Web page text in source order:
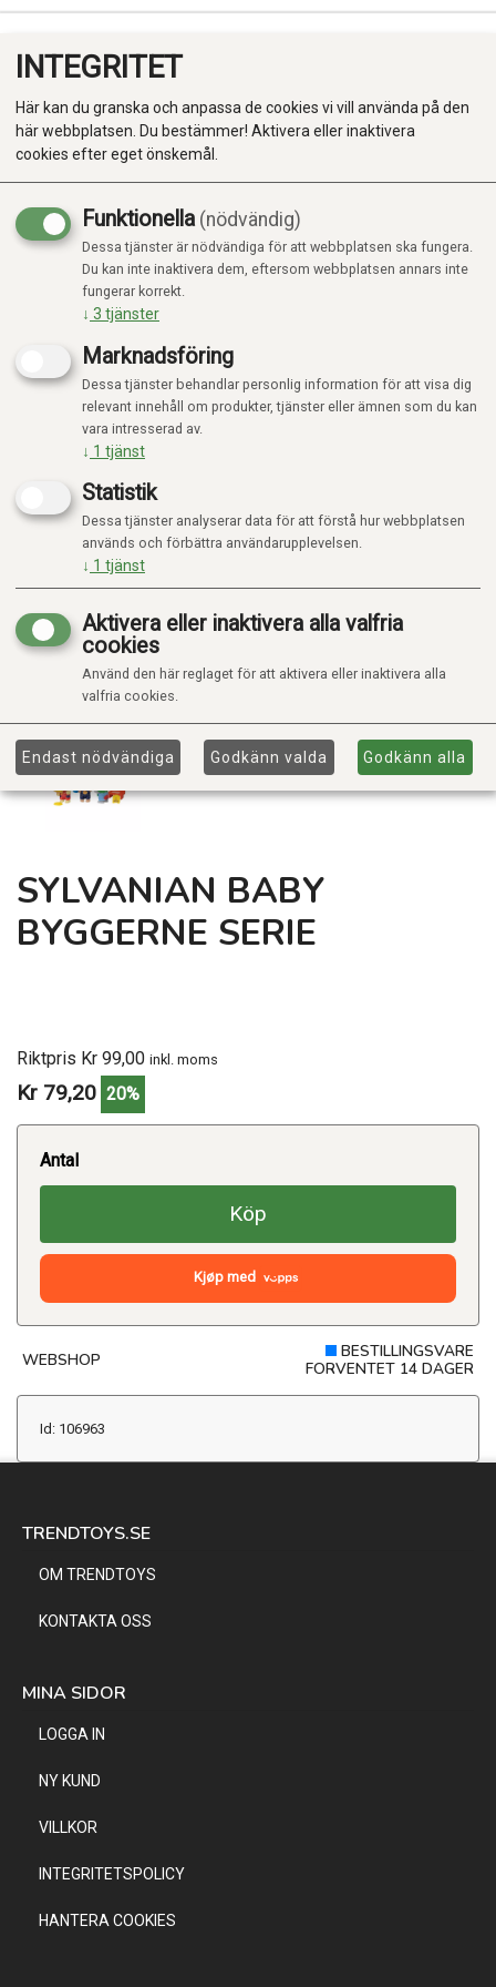
Produkter
Kategorier
Kampanj
SYLVANIAN BABY
BYGGERNE SERIE
Riktpris Kr 99,00 inkl. moms
Kr 79,20 20%
Antal
Köp
Kjøp med
WEBSHOP
BESTILLINGSVARE
FORVENTET 14 DAGER
Id: 106963
TRENDTOYS.SE
OM TRENDTOYS
KONTAKTA OSS
MINA SIDOR
LOGGA IN
NY KUND
VILLKOR
INTEGRITETSPOLICY
HANTERA COOKIES
INTEGRITET
Här kan du granska och anpassa de cookies vi vill använda på den
här webbplatsen. Du bestämmer! Aktivera eller inaktivera
cookies efter eget önskemål.
Funktionella (nödvändig)
Dessa tjänster är nödvändiga för att webbplatsen ska fungera.
Du kan inte inaktivera dem, eftersom webbplatsen annars inte
fungerar korrekt.
↓ 3 tjänster
Marknadsföring
Dessa tjänster behandlar personlig information för att visa dig
relevant innehåll om produkter, tjänster eller ämnen som du kan
vara intresserad av.
↓ 1 tjänst
Statistik
Dessa tjänster analyserar data för att förstå hur webbplatsen
används och förbättra användarupplevelsen.
↓ 1 tjänst
Aktivera eller inaktivera alla valfria
cookies
Använd den här reglaget för att aktivera eller inaktivera alla
valfria cookies.
Endast nödvändiga Godkänn valda Godkänn alla